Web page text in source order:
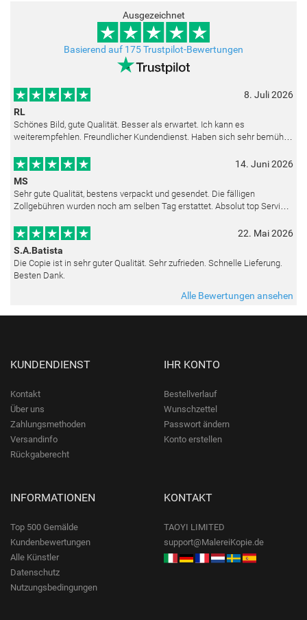
Ausgezeichnet
Basierend auf 175 Trustpilot-Bewertungen
8. Juli 2026
RL
Schönes Bild, gute Qualität. Besser als erwartet. Ich kann es
weiterempfehlen. Freundlicher Kundendienst. Haben sich sehr bemüht
14. Juni 2026
MS
Sehr gute Qualität, bestens verpackt und gesendet. Die fälligen
Zollgebühren wurden noch am selben Tag erstattet. Absolut top Service
22. Mai 2026
S.A.Batista
Die Copie ist in sehr guter Qualität. Sehr zufrieden. Schnelle Lieferung.
Besten Dank.
Alle Bewertungen ansehen
KUNDENDIENST
Kontakt
Über uns
Zahlungsmethoden
Versandinfo
Rückgaberecht
IHR KONTO
Bestellverlauf
Wunschzettel
Passwort ändern
Konto erstellen
INFORMATIONEN
Top 500 Gemälde
Kundenbewertungen
Alle Künstler
Datenschutz
Nutzungsbedingungen
KONTAKT
TAOYI LIMITED
support@MalereiKopie.de